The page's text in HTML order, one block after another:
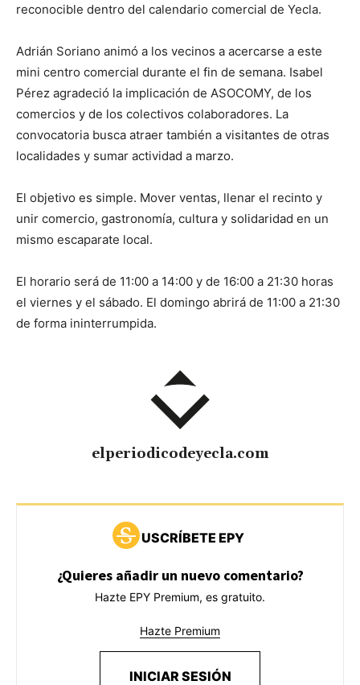
reconocible dentro del calendario comercial de Yecla.
Adrián Soriano animó a los vecinos a acercarse a este
mini centro comercial durante el fin de semana. Isabel
Pérez agradeció la implicación de ASOCOMY, de los
comercios y de los colectivos colaboradores. La
convocatoria busca atraer también a visitantes de otras
localidades y sumar actividad a marzo.
El objetivo es simple. Mover ventas, llenar el recinto y
unir comercio, gastronomía, cultura y solidaridad en un
mismo escaparate local.
El horario será de 11:00 a 14:00 y de 16:00 a 21:30 horas
el viernes y el sábado. El domingo abrirá de 11:00 a 21:30
de forma ininterrumpida.
elperiodicodeyecla.com
USCRÍBETE EPY
¿Quieres añadir un nuevo comentario?
Hazte EPY Premium, es gratuito.
Hazte Premium
INICIAR SESIÓN